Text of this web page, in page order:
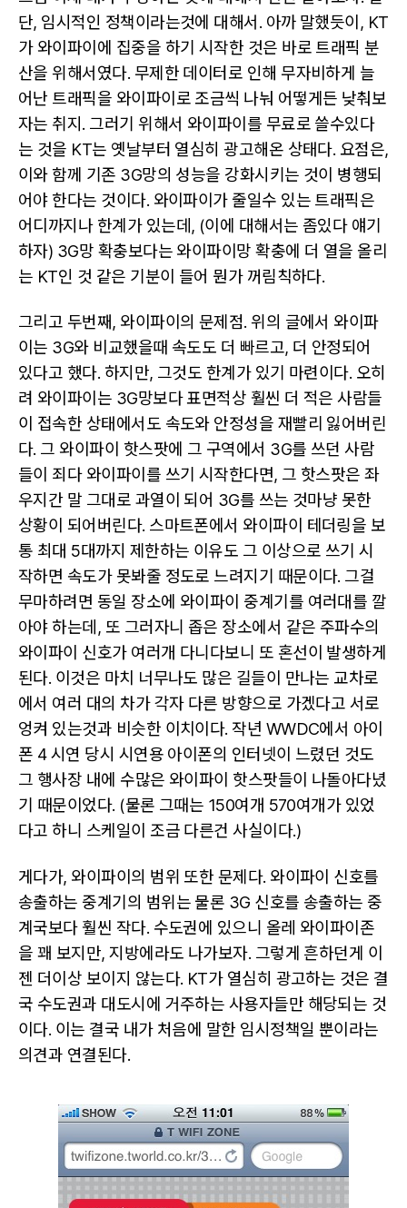
단, 임시적인 정책이라는것에 대해서. 아까 말했듯이, KT
가 와이파이에 집중을 하기 시작한 것은 바로 트래픽 분
산을 위해서였다. 무제한 데이터로 인해 무자비하게 늘
어난 트래픽을 와이파이로 조금씩 나눠 어떻게든 낮춰보
자는 취지. 그러기 위해서 와이파이를 무료로 쓸수있다
는 것을 KT는 옛날부터 열심히 광고해온 상태다. 요점은,
이와 함께 기존 3G망의 성능을 강화시키는 것이 병행되
어야 한다는 것이다. 와이파이가 줄일수 있는 트래픽은
어디까지나 한계가 있는데, (이에 대해서는 좀있다 얘기
하자) 3G망 확충보다는 와이파이망 확충에 더 열을 올리
는 KT인 것 같은 기분이 들어 뭔가 꺼림칙하다.
그리고 두번째, 와이파이의 문제점. 위의 글에서 와이파
이는 3G와 비교했을때 속도도 더 빠르고, 더 안정되어
있다고 했다. 하지만, 그것도 한계가 있기 마련이다. 오히
려 와이파이는 3G망보다 표면적상 훨씬 더 적은 사람들
이 접속한 상태에서도 속도와 안정성을 재빨리 잃어버린
다. 그 와이파이 핫스팟에 그 구역에서 3G를 쓰던 사람
들이 죄다 와이파이를 쓰기 시작한다면, 그 핫스팟은 좌
우지간 말 그대로 과열이 되어 3G를 쓰는 것마냥 못한
상황이 되어버린다. 스마트폰에서 와이파이 테더링을 보
통 최대 5대까지 제한하는 이유도 그 이상으로 쓰기 시
작하면 속도가 못봐줄 정도로 느려지기 때문이다. 그걸
무마하려면 동일 장소에 와이파이 중계기를 여러대를 깔
아야 하는데, 또 그러자니 좁은 장소에서 같은 주파수의
와이파이 신호가 여러개 다니다보니 또 혼선이 발생하게
된다. 이것은 마치 너무나도 많은 길들이 만나는 교차로
에서 여러 대의 차가 각자 다른 방향으로 가겠다고 서로
엉켜 있는것과 비슷한 이치이다. 작년 WWDC에서 아이
폰 4 시연 당시 시연용 아이폰의 인터넷이 느렸던 것도
그 행사장 내에 수많은 와이파이 핫스팟들이 나돌아다녔
기 때문이었다. (물론 그때는 150여개 570여개가 있었
다고 하니 스케일이 조금 다른건 사실이다.)
게다가, 와이파이의 범위 또한 문제다. 와이파이 신호를
송출하는 중계기의 범위는 물론 3G 신호를 송출하는 중
계국보다 훨씬 작다. 수도권에 있으니 올레 와이파이존
을 꽤 보지만, 지방에라도 나가보자. 그렇게 흔하던게 이
젠 더이상 보이지 않는다. KT가 열심히 광고하는 것은 결
국 수도권과 대도시에 거주하는 사용자들만 해당되는 것
이다. 이는 결국 내가 처음에 말한 임시정책일 뿐이라는
의견과 연결된다.